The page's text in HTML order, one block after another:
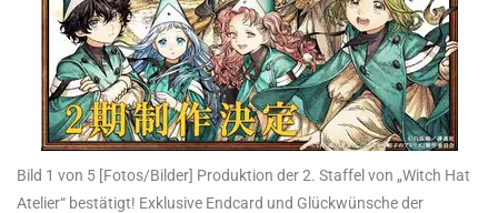
Bild 1 von 5 [Fotos/Bilder] Produktion der 2. Staffel von „Witch Hat
Atelier“ bestätigt! Exklusive Endcard und Glückwünsche der